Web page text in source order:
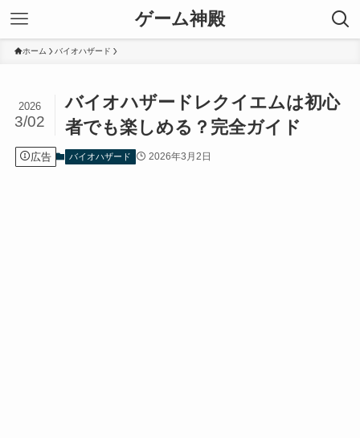
ゲーム神殿
ホーム バイオハザード
バイオハザードレクイエムは初心
者でも楽しめる？完全ガイド
2026
3/02
広告 バイオハザード 2026年3月2日